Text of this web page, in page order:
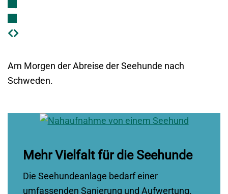
Am Morgen der Abreise der Seehunde nach
Schweden.
Mehr Vielfalt für die Seehunde
Die Seehundeanlage bedarf einer
umfassenden Sanierung und Aufwertung.